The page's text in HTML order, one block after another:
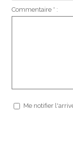
Commentaire * :
Me notifier